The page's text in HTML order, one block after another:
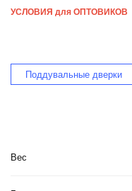
УСЛОВИЯ для ОПТОВИКОВ
Поддувальные дверки
Вес